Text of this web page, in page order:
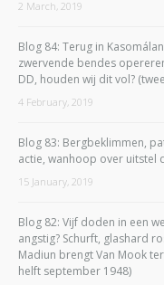
2 March, 2019
Blog 84: Terug in
zwervende bendes
DD, houden wij dit vol?
4 February, 2019
Blog 83: Bergbeklimmen,
actie, wanhoop over uitstel
15 January, 2019
Blog 82: Vijf doden in een
angstig? Schurft, glashard
Madiun brengt Van Mook
helft september 1948)